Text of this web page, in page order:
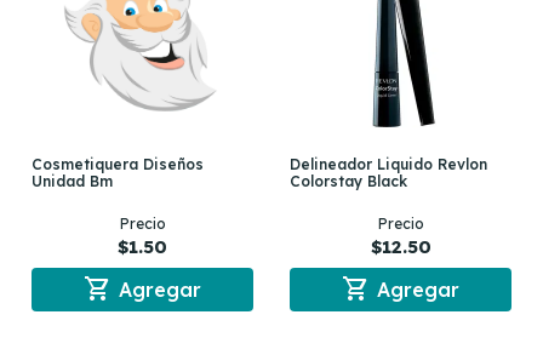
Cosmetiquera Diseños
Unidad Bm
Precio
$1.50
shopping_cart Agregar
Delineador Liquido Revlon
Colorstay Black
Precio
$12.50
shopping_cart Agregar